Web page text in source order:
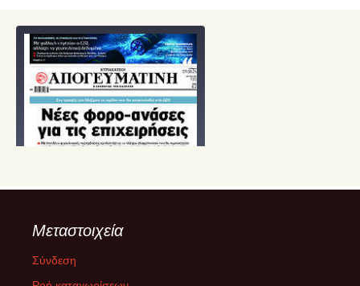
Μεταστοιχεία
Σύνδεση